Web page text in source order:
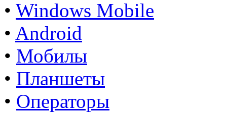
• Windows Mobile
• Android
• Мобилы
• Планшеты
• Операторы